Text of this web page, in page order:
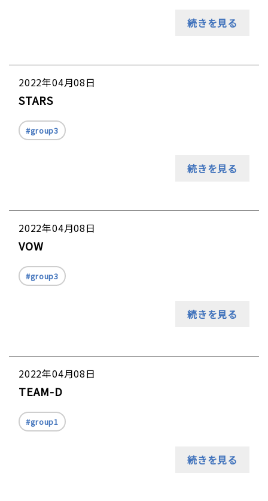
続きを見る
2022年04月08日
STARS
group3
続きを見る
2022年04月08日
VOW
group3
続きを見る
2022年04月08日
TEAM-D
group1
続きを見る